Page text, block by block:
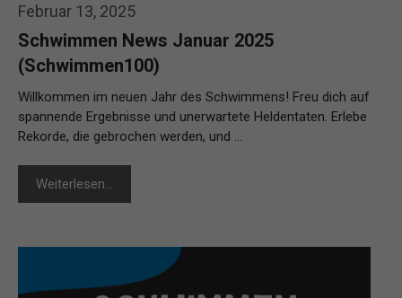
Februar 13, 2025
Schwimmen News Januar 2025
(Schwimmen100)
Willkommen im neuen Jahr des Schwimmens! Freu dich auf
spannende Ergebnisse und unerwartete Heldentaten. Erlebe
Rekorde, die gebrochen werden, und …
Weiterlesen…